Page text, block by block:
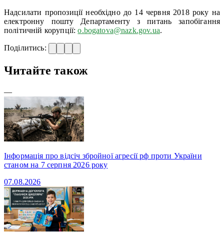
Надсилати пропозиції необхідно до 14 червня 2018 року на
електронну пошту Департаменту з питань запобігання
політичній корупції:o.bogatova@nazk.gov.ua.
Поділитись:
Читайте також
—
Інформація про відсіч збройної агресії рф проти України
станом на 7 серпня 2026 року
07.08.2026